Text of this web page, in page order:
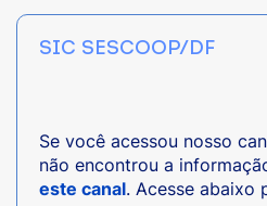
SIC SESCOOP/DF
Se você acessou nosso
não encontrou a
este canal. Acesse abaixo